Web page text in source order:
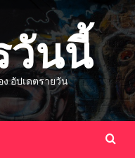
วันนี้
อัปเดตรายวัน